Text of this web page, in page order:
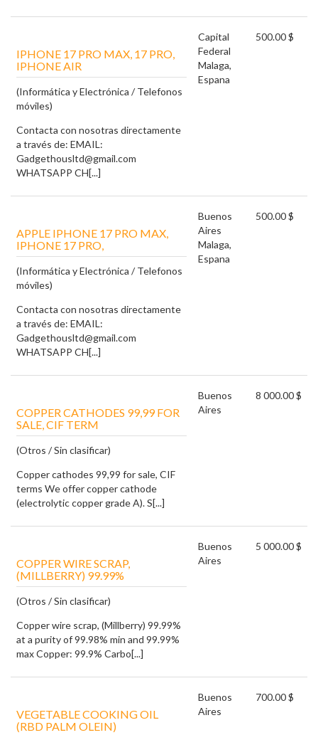
IPHONE 17 PRO MAX, 17 PRO,
IPHONE AIR
(Informática y Electrónica / Telefonos
móviles)
Contacta con nosotras directamente
a través de: EMAIL:
Gadgethousltd@gmail.com
WHATSAPP CH[...]
Capital
Federal
Malaga,
Espana
500.00 $
APPLE IPHONE 17 PRO MAX,
IPHONE 17 PRO,
(Informática y Electrónica / Telefonos
móviles)
Contacta con nosotras directamente
a través de: EMAIL:
Gadgethousltd@gmail.com
WHATSAPP CH[...]
Buenos
Aires
Malaga,
Espana
500.00 $
COPPER CATHODES 99,99 FOR
SALE, CIF TERM
(Otros / Sin clasificar)
Copper cathodes 99,99 for sale, CIF
terms We offer copper cathode
(electrolytic copper grade A). S[...]
Buenos
Aires
8 000.00 $
COPPER WIRE SCRAP,
(MILLBERRY) 99.99%
(Otros / Sin clasificar)
Copper wire scrap, (Millberry) 99.99%
at a purity of 99.98% min and 99.99%
max Copper: 99.9% Carbo[...]
Buenos
Aires
5 000.00 $
VEGETABLE COOKING OIL
(RBD PALM OLEIN)
Buenos
Aires
700.00 $